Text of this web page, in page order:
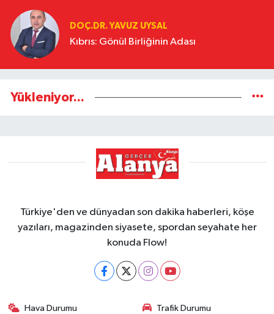
DOÇ.DR. YAVUZ UYSAL
Kıbrıs: Gönül Birliğinin Adası
Yükleniyor...
Türkiye'den ve dünyadan son dakika haberleri, köşe
yazıları, magazinden siyasete, spordan seyahate her
konuda Flow!
Hava Durumu Trafik Durumu